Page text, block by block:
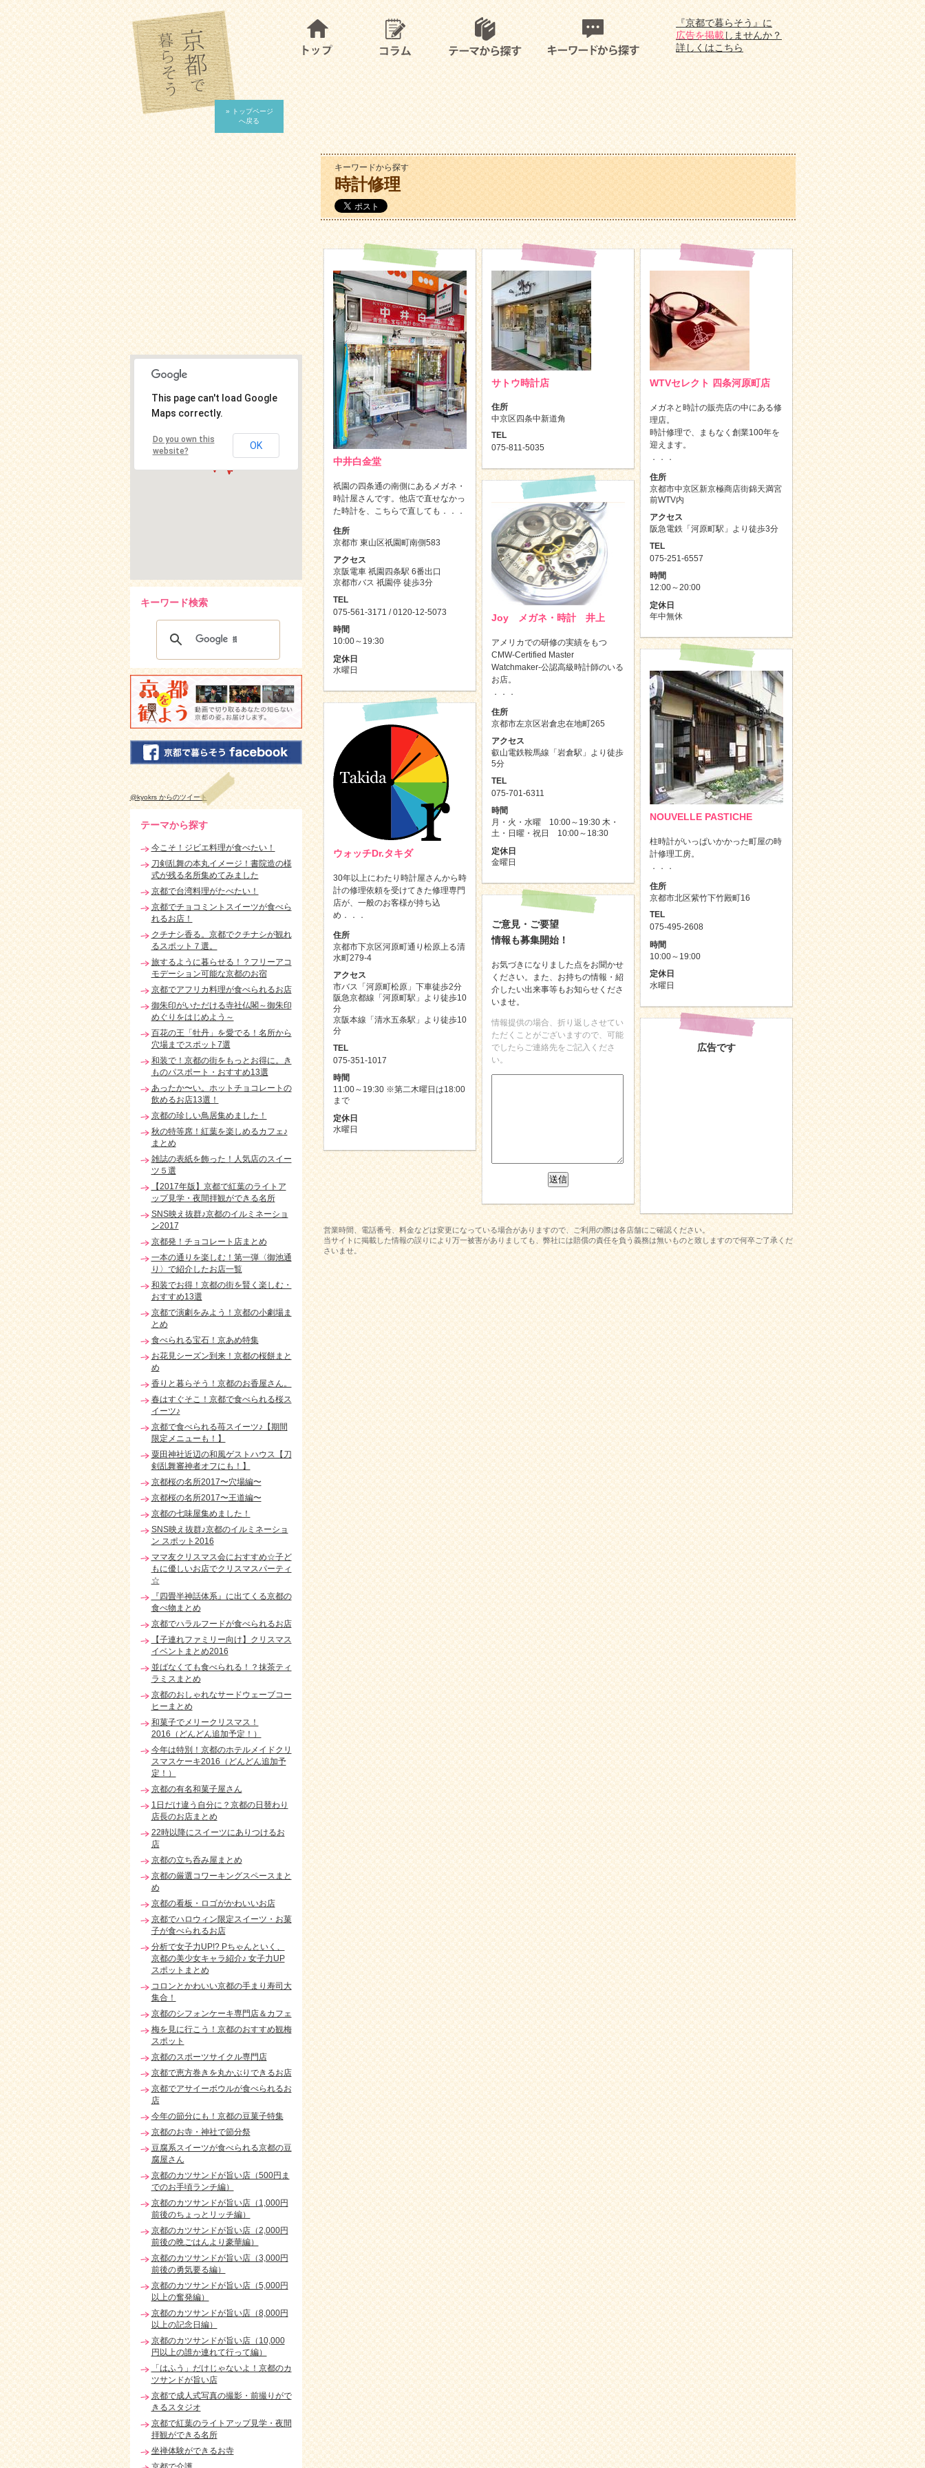
» トップページ
へ戻る
『京都で暮らそう』に
広告を掲載しませんか？
詳しくはこちら
キーワードから探す
時計修理
中井白金堂
祇園の四条通の南側にあるメガネ・
時計屋さんです。他店で直せなかっ
た時計を、こちらで直しても．．．
住所
京都市 東山区祇園町南側583
アクセス
京阪電車 祇園四条駅 6番出口
京都市バス 祇園停 徒歩3分
TEL
075-561-3171 / 0120-12-5073
時間
10:00～19:30
定休日
水曜日
サトウ時計店
住所
中京区四条中新道角
TEL
075-811-5035
WTVセレクト 四条河原町店
メガネと時計の販売店の中にある修
理店。
時計修理で、まもなく創業100年を
迎えます。
．．．
住所
京都市中京区新京極商店街錦天満宮
前WTV内
アクセス
阪急電鉄「河原町駅」より徒歩3分
TEL
075-251-6557
時間
12:00～20:00
定休日
年中無休
Joy メガネ・時計 井上
アメリカでの研修の実績をもつ
CMW-Certified Master
Watchmaker-公認高級時計師のいる
お店。
．．．
住所
京都市左京区岩倉忠在地町265
アクセス
叡山電鉄鞍馬線「岩倉駅」より徒歩
5分
TEL
075-701-6311
時間
月・火・水曜 10:00～19:30 木・
土・日曜・祝日 10:00～18:30
定休日
金曜日
NOUVELLE PASTICHE
柱時計がいっぱいかかった町屋の時
計修理工房。
．．．
住所
京都市北区紫竹下竹殿町16
TEL
075-495-2608
時間
10:00～19:00
定休日
水曜日
ウォッチDr.タキダ
30年以上にわたり時計屋さんから時
計の修理依頼を受けてきた修理専門
店が、一般のお客様が持ち込
め．．．
住所
京都市下京区河原町通り松原上る清
水町279-4
アクセス
市バス「河原町松原」下車徒歩2分
阪急京都線「河原町駅」より徒歩10
分
京阪本線「清水五条駅」より徒歩10
分
TEL
075-351-1017
時間
11:00～19:30 ※第二木曜日は18:00
まで
定休日
水曜日
ご意見・ご要望
情報も募集開始！
お気づきになりました点をお聞かせ
ください。また、お持ちの情報・紹
介したい出来事等もお知らせくださ
いませ。
情報提供の場合、折り返しさせてい
ただくことがございますので、可能
でしたらご連絡先をご記入くださ
い。
広告です
営業時間、電話番号、料金などは変更になっている場合がありますので、ご利用の際は各店舗にご確認ください。
当サイトに掲載した情報の誤りにより万一被害がありましても、弊社には賠償の責任を負う義務は無いものと致しますので何卒ご了承くだ
さいませ。
This page can't load Google
Maps correctly.
Do you own this
website?
OK
キーワード検索
@kyokrs からのツイート
テーマから探す
今こそ！ジビエ料理が食べたい！
刀剣乱舞の本丸イメージ！書院造の様
式が残る名所集めてみました
京都で台湾料理がたべたい！
京都でチョコミントスイーツが食べら
れるお店！
クチナシ香る。京都でクチナシが観れ
るスポット７選。
旅するように暮らせる！？フリーアコ
モデーション可能な京都のお宿
京都でアフリカ料理が食べられるお店
御朱印がいただける寺社仏閣～御朱印
めぐりをはじめよう～
百花の王「牡丹」を愛でる！名所から
穴場までスポット7選
和装で！京都の街をもっとお得に。き
ものパスポート・おすすめ13選
あったか〜い。ホットチョコレートの
飲めるお店13選！
京都の珍しい鳥居集めました！
秋の特等席！紅葉を楽しめるカフェ♪
まとめ
雑誌の表紙を飾った！人気店のスイー
ツ５選
【2017年版】京都で紅葉のライトア
ップ見学・夜間拝観ができる名所
SNS映え抜群♪京都のイルミネーショ
ン2017
京都発！チョコレート店まとめ
一本の通りを楽しむ！第一弾〈御池通
り〉で紹介したお店一覧
和装でお得！京都の街を賢く楽しむ・
おすすめ13選
京都で演劇をみよう！京都の小劇場ま
とめ
食べられる宝石！京あめ特集
お花見シーズン到来！京都の桜餅まと
め
香りと暮らそう！京都のお香屋さん。
春はすぐそこ！京都で食べられる桜ス
イーツ♪
京都で食べられる苺スイーツ♪【期間
限定メニューも！】
粟田神社近辺の和風ゲストハウス【刀
剣乱舞審神者オフにも！】
京都桜の名所2017〜穴場編〜
京都桜の名所2017〜王道編〜
京都の七味屋集めました！
SNS映え抜群♪京都のイルミネーショ
ン スポット2016
ママ友クリスマス会におすすめ☆子ど
もに優しいお店でクリスマスパーティ
☆
『四畳半神話体系』に出てくる京都の
食べ物まとめ
京都でハラルフードが食べられるお店
【子連れファミリー向け】クリスマス
イベントまとめ2016
並ばなくても食べられる！？抹茶ティ
ラミスまとめ
京都のおしゃれなサードウェーブコー
ヒーまとめ
和菓子でメリークリスマス！
2016（どんどん追加予定！）
今年は特別！京都のホテルメイドクリ
スマスケーキ2016（どんどん追加予
定！）
京都の有名和菓子屋さん
1日だけ違う自分に？京都の日替わり
店長のお店まとめ
22時以降にスイーツにありつけるお
店
京都の立ち呑み屋まとめ
京都の厳選コワーキングスペースまと
め
京都の看板・ロゴがかわいいお店
京都でハロウィン限定スイーツ・お菓
子が食べられるお店
分析で女子力UP!? Pちゃんといく、
京都の美少女キャラ紹介♪ 女子力UP
スポットまとめ
コロンとかわいい京都の手まり寿司大
集合！
京都のシフォンケーキ専門店＆カフェ
梅を見に行こう！京都のおすすめ観梅
スポット
京都のスポーツサイクル専門店
京都で恵方巻きを丸かぶりできるお店
京都でアサイーボウルが食べられるお
店
今年の節分にも！京都の豆菓子特集
京都のお寺・神社で節分祭
豆腐系スイーツが食べられる京都の豆
腐屋さん
京都のカツサンドが旨い店（500円ま
でのお手頃ランチ編）
京都のカツサンドが旨い店（1,000円
前後のちょっとリッチ編）
京都のカツサンドが旨い店（2,000円
前後の晩ごはんより豪華編）
京都のカツサンドが旨い店（3,000円
前後の勇気要る編）
京都のカツサンドが旨い店（5,000円
以上の奮発編）
京都のカツサンドが旨い店（8,000円
以上の記念日編）
京都のカツサンドが旨い店（10,000
円以上の誰か連れて行って編）
「はふう」だけじゃないよ！京都のカ
ツサンドが旨い店
京都で成人式写真の撮影・前撮りがで
きるスタジオ
京都で紅葉のライトアップ見学・夜間
拝観ができる名所
坐禅体験ができるお寺